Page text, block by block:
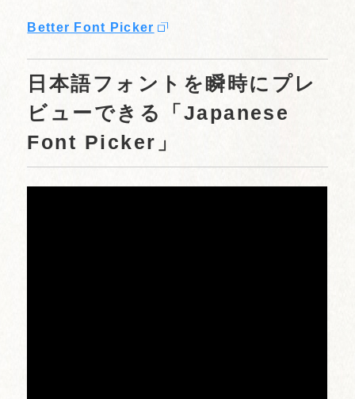
Better Font Picker
日本語フォントを瞬時にプレ
ビューできる「Japanese
Font Picker」